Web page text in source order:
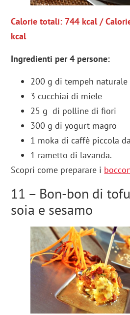
Calorie totali: 744 kcal /
kcal
Ingredienti per 4 persone:
200 g di tempeh naturale
3 cucchiai di miele
25 g di polline di fiori
300 g di yogurt magro
1 moka di caffè piccola
1 rametto di lavanda.
Scopri come preparare i
11 – Bon-bon di
soia e sesamo